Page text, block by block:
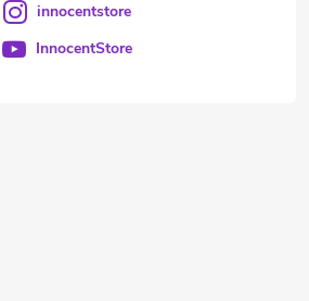
innocentstore
InnocentStore